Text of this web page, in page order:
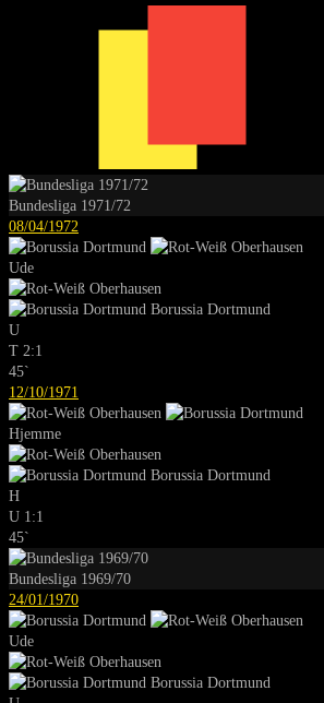
Bundesliga 1971/72
08/04/1972
Ude
Borussia Dortmund
U
T 2:1
45`
12/10/1971
Hjemme
Borussia Dortmund
H
U 1:1
45`
Bundesliga 1969/70
24/01/1970
Ude
Borussia Dortmund